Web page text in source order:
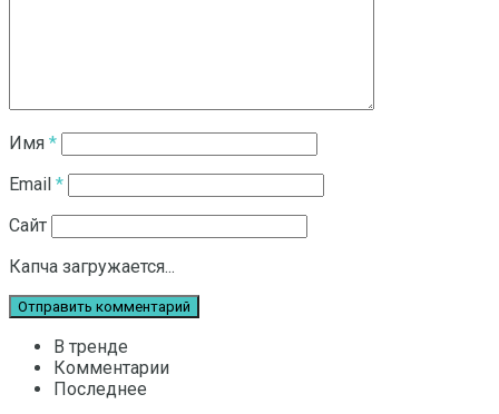
Имя *
Email *
Сайт
Капча загружается...
В тренде
Комментарии
Последнее